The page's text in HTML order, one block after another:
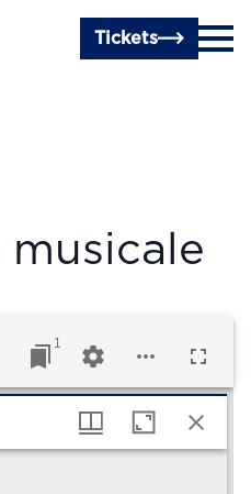
Tickets
musicale
1